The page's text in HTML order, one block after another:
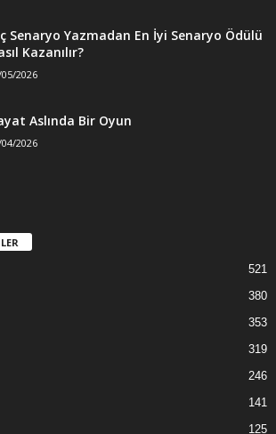
Senaryo Yazmadan En İyi Senaryo Ödülü
Kazanılır?
2026
Aslında Bir Oyun
2026
521
380
353
319
246
141
125